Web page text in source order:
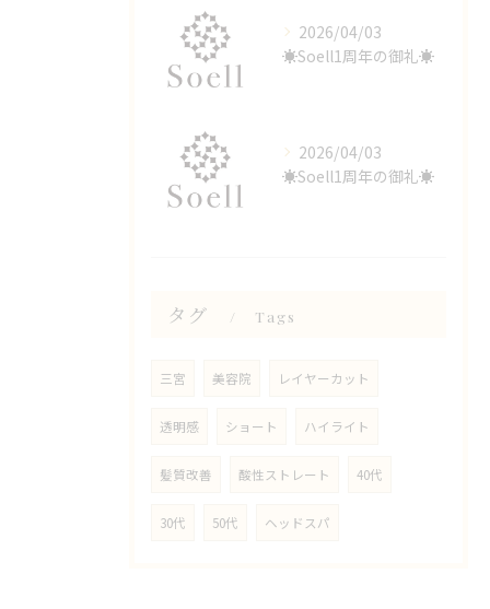
2026/04/03
☀️Soell1周年の御礼☀️
2026/04/03
☀️Soell1周年の御礼☀️
タグ Tags
三宮 美容院 レイヤーカット
透明感 ショート ハイライト
髪質改善 酸性ストレート 40代
30代 50代 ヘッドスパ